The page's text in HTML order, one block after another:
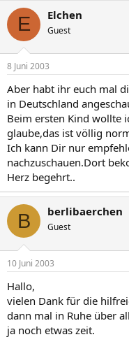
E Elchen
Guest
8 Juni 2003
Aber habt ihr euch mal
in Deutschland
Beim ersten Kind wollte
glaube,das ist völlig
Ich kann Dir nur
nachzuschauen.Dort
Herz begehrt..
B berlibaerchen
Guest
10 Juni 2003
Hallo,
vielen Dank für die
dann mal in Ruhe über
ja noch etwas zeit.